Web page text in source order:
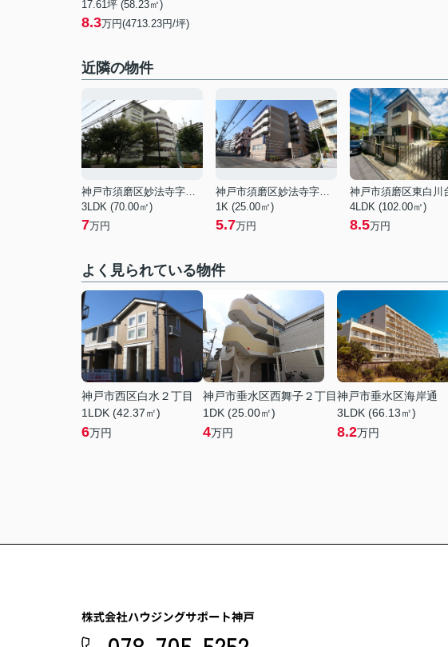
17.61坪 (58.23㎡)
8.3万円(4713.23円/坪)
近隣の物件
神戸市須磨区妙法寺字ぬめり石
3LDK (70.00㎡)
7万円
神戸市須磨区妙法寺字荒打
1K (25.00㎡)
5.7万円
4LDK (102.00㎡)
8.5万円
よく見られている物件
神戸市西区白水２丁目
1LDK (42.37㎡)
6万円
神戸市垂水区西舞子２丁目
1DK (25.00㎡)
4万円
神戸市垂水区海岸通
3LDK (66.13㎡)
8.2万円